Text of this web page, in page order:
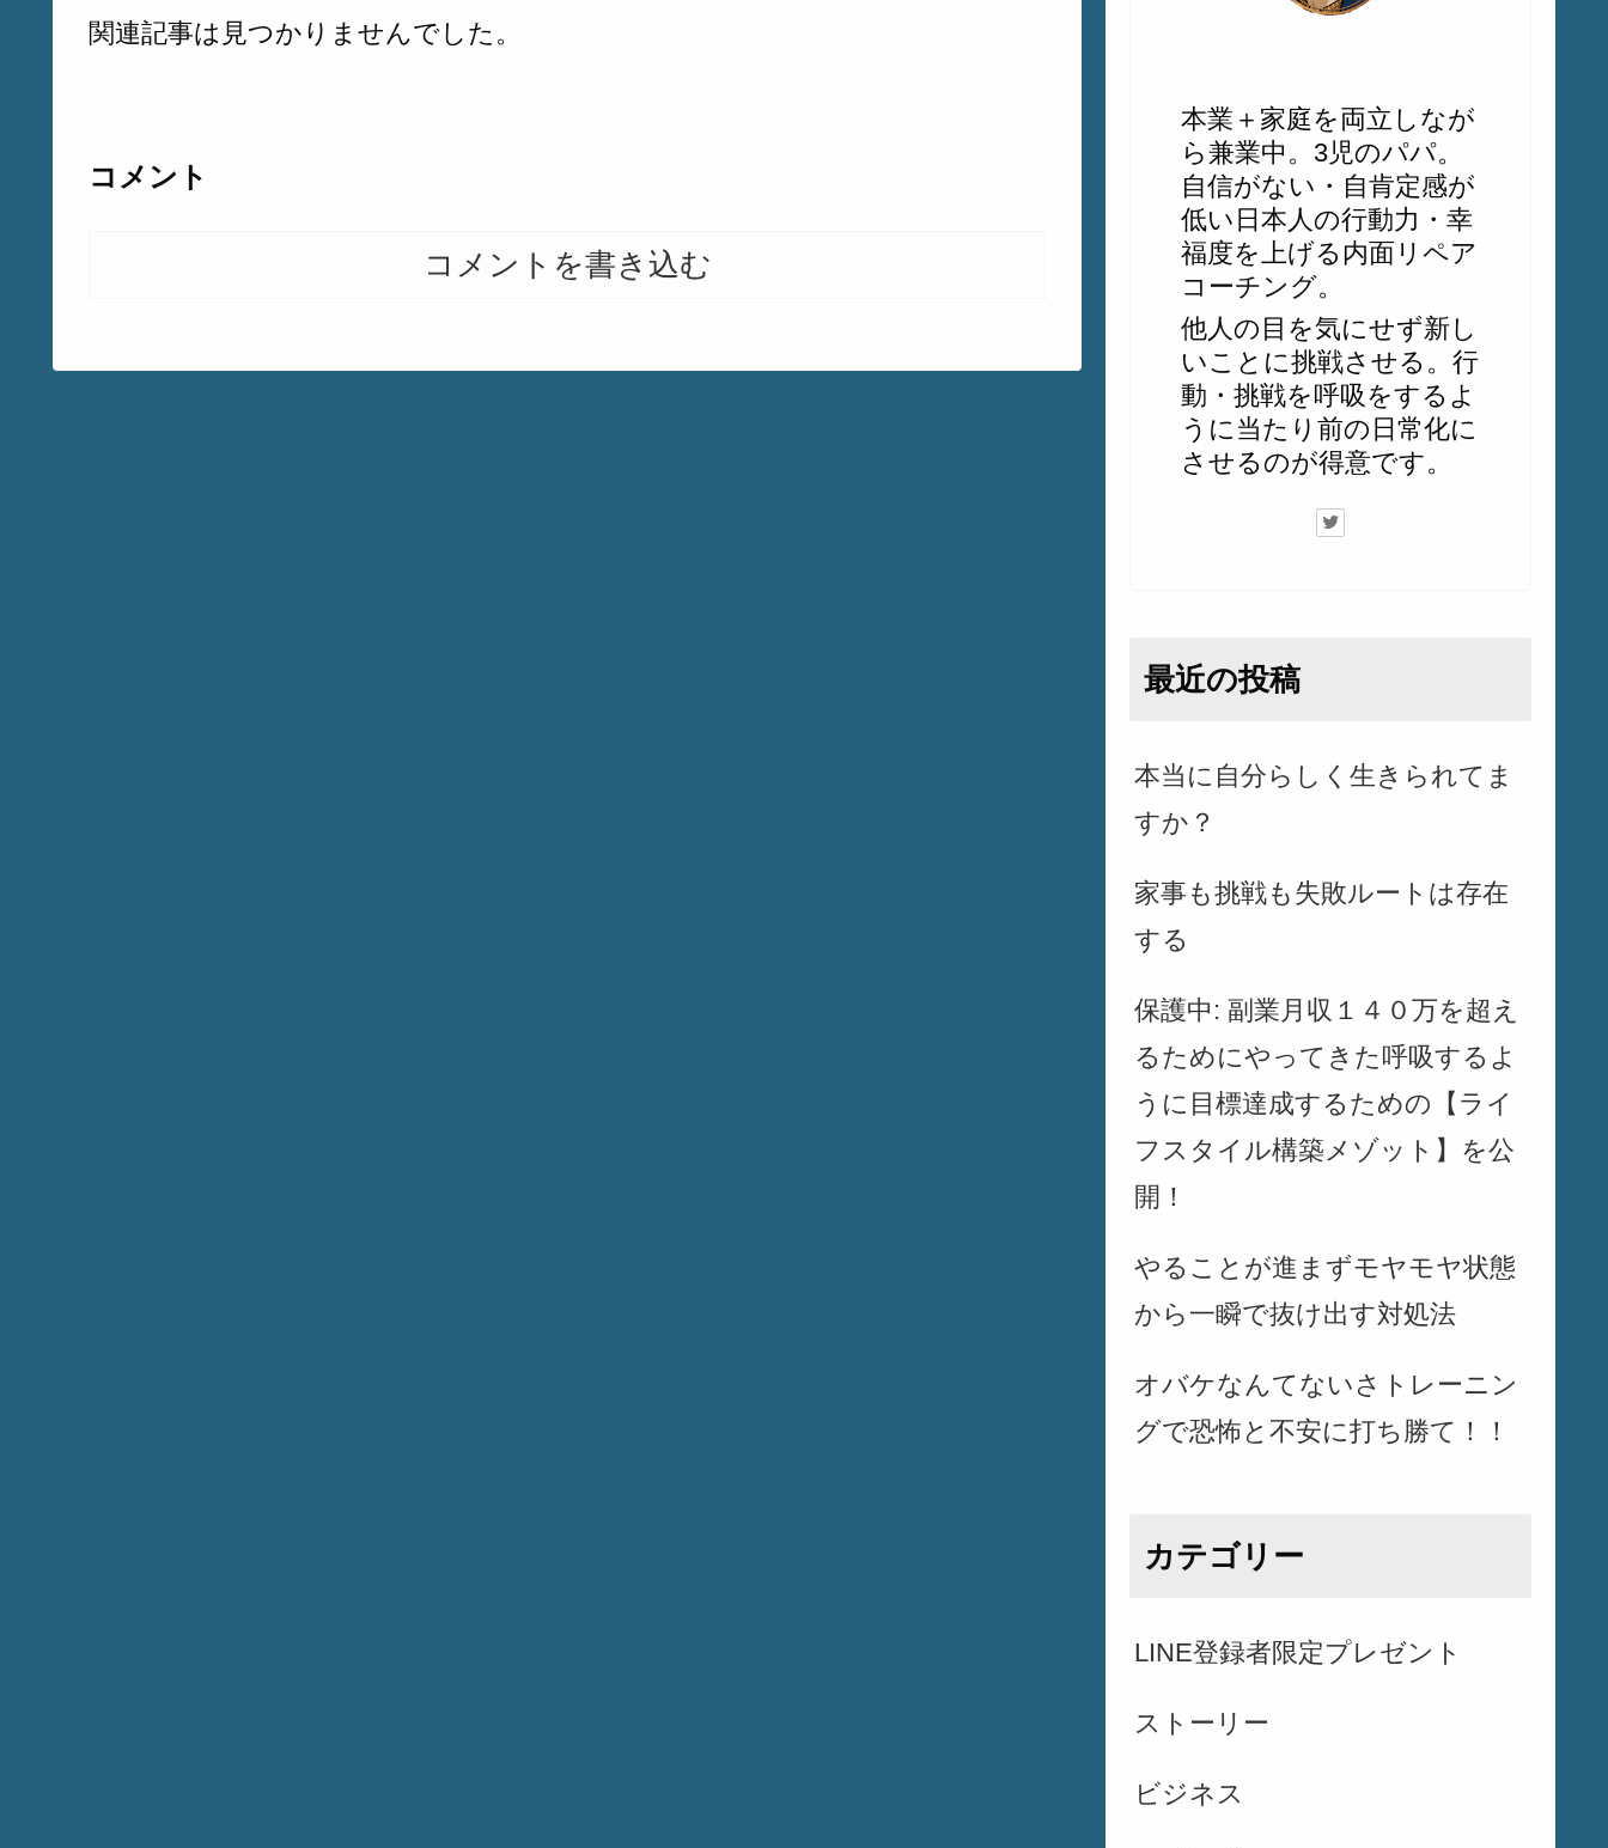
関連記事は見つかりませんでした。
コメント
コメントを書き込む
本業＋家庭を両立しなが
ら兼業中。3児のパパ。
自信がない・自肯定感が
低い日本人の行動力・幸
福度を上げる内面リペア
コーチング。
他人の目を気にせず新し
いことに挑戦させる。行
動・挑戦を呼吸をするよ
うに当たり前の日常化に
させるのが得意です。
最近の投稿
本当に自分らしく生きられてま
すか？
家事も挑戦も失敗ルートは存在
する
保護中: 副業月収１４０万を超え
るためにやってきた呼吸するよ
うに目標達成するための【ライ
フスタイル構築メゾット】を公
開！
やることが進まずモヤモヤ状態
から一瞬で抜け出す対処法
オバケなんてないさトレーニン
グで恐怖と不安に打ち勝て！！
カテゴリー
LINE登録者限定プレゼント
ストーリー
ビジネス